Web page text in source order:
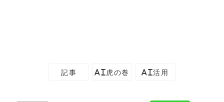
記事 AI虎の巻 AI活用